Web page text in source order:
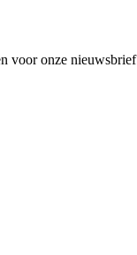
voor onze nieuwsbrief